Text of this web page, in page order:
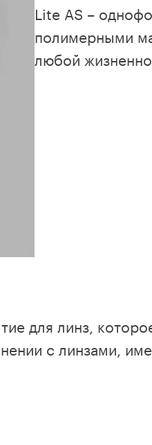
Lite AS –
полимерными
любой
для линз,
с линзами,